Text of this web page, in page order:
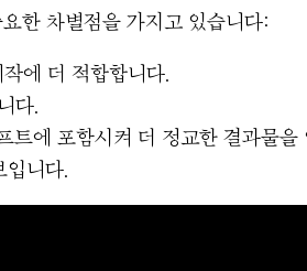
한 차별점을 가지고 있습니다:
에 더 적합합니다.
다.
에 포함시켜 더 정교한 결과물을
니다.